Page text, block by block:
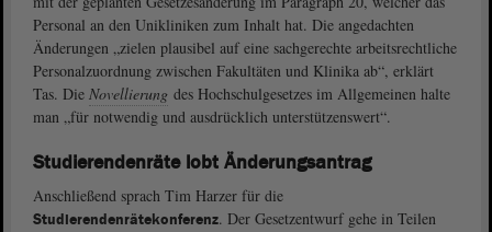
Personal an den Unikliniken zum Inhalt hat. Die angedachten
Änderungen „zielen plausibel auf eine sachgerechte arbeitsrechtliche
Personalzuordnung zwischen Fakultäten und Klinika ab“, erklärt
Tas. Die Novellierung des Hochschulgesetzes im Allgemeinen halte
man „für notwendig und ausdrücklich unterstützenswert“.
Studierendenräte lobt Änderungsantrag
Anschließend sprach Tim Harzer für die
Studierendenrätekonferenz. Der Gesetzentwurf gehe in Teilen